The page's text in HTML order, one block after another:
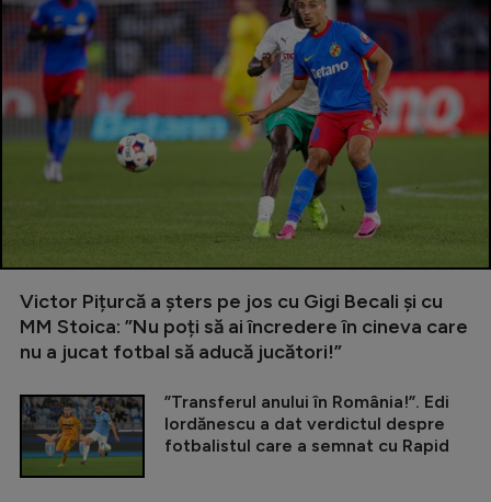
Victor Pițurcă a șters pe jos cu Gigi Becali și cu
MM Stoica: ”Nu poți să ai încredere în cineva care
nu a jucat fotbal să aducă jucători!”
”Transferul anului în România!”. Edi
Iordănescu a dat verdictul despre
fotbalistul care a semnat cu Rapid